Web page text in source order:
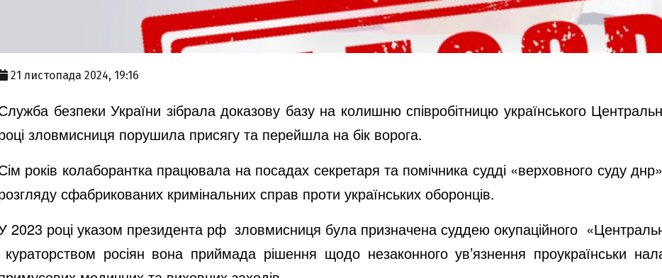
21 листопада 2024, 19:16
безпеки України зібрала доказову базу на колишню співробітницю українського
зловмисниця порушила присягу та перейшла на бік ворога.
років колаборантка працювала на посадах секретаря та помічника судді «верховного суду
сфабрикованих кримінальних справ проти українських оборонців.
2023 році указом президента рф зловмисниця була призначена суддею окупаційного
кураторством росіян вона приймада рішення щодо незаконного ув’язнення проукраїнськи